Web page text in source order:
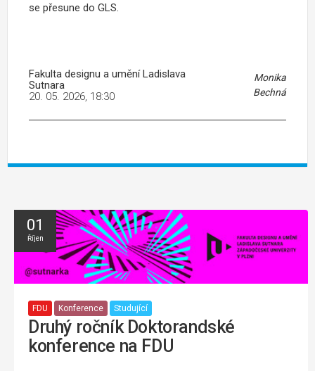
se přesune do GLS.
Fakulta designu a umění Ladislava
Sutnara
Monika
Bechná
20. 05. 2026, 18:30
01
Říjen
FDU Konference Studující
Druhý ročník Doktorandské
konference na FDU